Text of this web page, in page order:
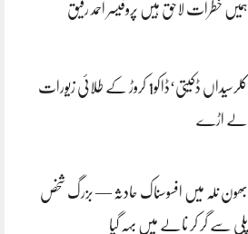
ہمیں خطرات لاحق ہیں پروفیسر احمد رفیق
کلرسیداں ڈکیتی‘ڈاکو1 کروڑ کے طلائی زیورات
لے اڑے
بھون نلہ میں افسوسناک حادثہ — بزرگ شخص
پلی سے گر کر نالے میں بہہ گیا